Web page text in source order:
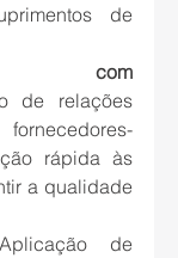
de
com
de relações
rápida às
a qualidade
de